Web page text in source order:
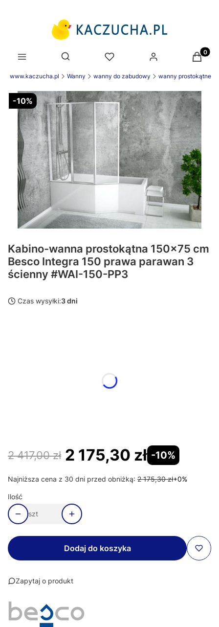
Otwórz wyszukiwarkę
www.kaczucha.pl Wanny wanny do zabudowy wanny prostokątne
-10%
Kabino-wanna prostokątna 150x75 cm
Besco Integra 150 prawa parawan 3
ścienny #WAI-150-PP3
Czas wysyłki:3 dni
2 417,00 zł 2 175,30 zł -10%
Najniższa cena z 30 dni przed obniżką: 2 175,30 zł+0%
Ilość
szt
Dodaj do koszyka
Zapytaj o produkt